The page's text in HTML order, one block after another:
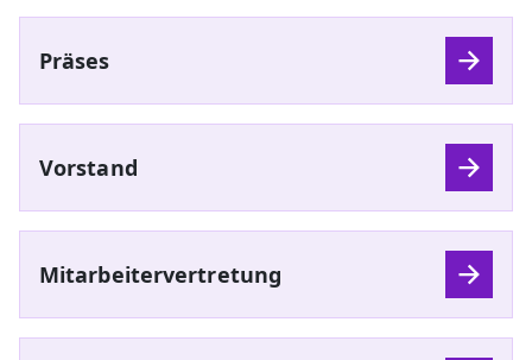
Präses
Vorstand
Mitarbeitervertretung